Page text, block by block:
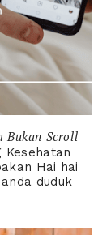
Bukan Scroll
Kesehatan
Hai hai
duduk